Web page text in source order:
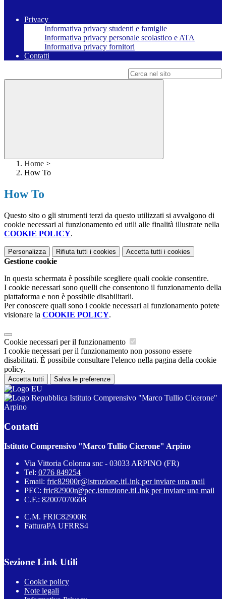
Privacy
Informativa privacy studenti e famiglie
Informativa privacy personale scolastico e ATA
Informativa privacy fornitori
Contatti
Home >
How To
How To
Questo sito o gli strumenti terzi da questo utilizzati si avvalgono di
cookie necessari al funzionamento ed utili alle finalità illustrate nella
COOKIE POLICY.
Personalizza Rifiuta tutti i cookies Accetta tutti i cookies
Gestione cookie
In questa schermata è possibile scegliere quali cookie consentire.
I cookie necessari sono quelli che consentono il funzionamento della
piattaforma e non è possibile disabilitarli.
Per conoscere quali sono i cookie necessari al funzionamento potete
visionare la COOKIE POLICY.
Cookie necessari per il funzionamento
I cookie necessari per il funzionamento non possono essere
disabilitati. È possibile consultare l'elenco nella pagina della cookie
policy.
Accetta tutti Salva le preferenze
Istituto Comprensivo "Marco Tullio Cicerone"
Arpino
Contatti
Istituto Comprensivo "Marco Tullio Cicerone" Arpino
Via Vittoria Colonna snc - 03033 ARPINO (FR)
Tel: 0776 849254
Email: fric82900r@istruzione.itLink per inviare una mail
PEC: fric82900r@pec.istruzione.itLink per inviare una mail
C.F.: 82007070608
C.M. FRIC82900R
FatturaPA UFRRS4
Sezione Link Utili
Cookie policy
Note legali